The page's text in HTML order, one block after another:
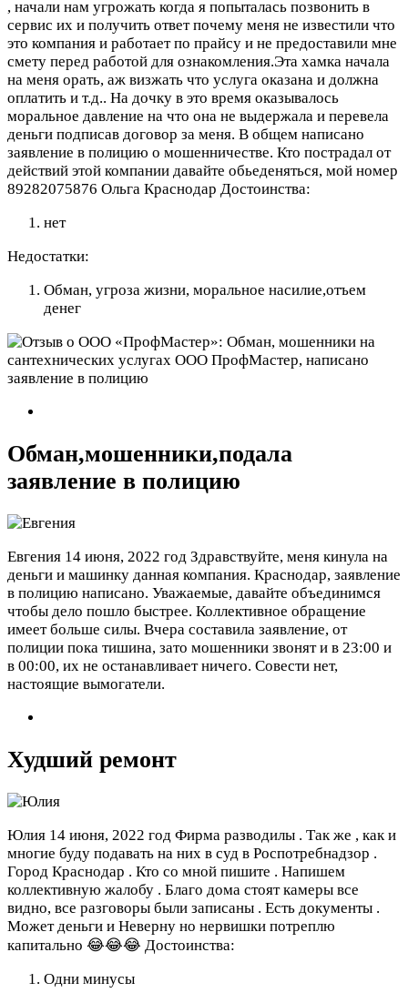
, начали нам угрожать когда я попыталась позвонить в
сервис их и получить ответ почему меня не известили что
это компания и работает по прайсу и не предоставили мне
смету перед работой для ознакомления.Эта хамка начала
на меня орать, аж визжать что услуга оказана и должна
оплатить и т.д.. На дочку в это время оказывалось
моральное давление на что она не выдержала и перевела
деньги подписав договор за меня. В общем написано
заявление в полицию о мошенничестве. Кто пострадал от
действий этой компании давайте обьеденяться, мой номер
89282075876 Ольга Краснодар Достоинства:
нет
Недостатки:
Обман, угроза жизни, моральное насилие,отъем
денег
Обман,мошенники,подала
заявление в полицию
Евгения 14 июня, 2022 год Здравствуйте, меня кинула на
деньги и машинку данная компания. Краснодар, заявление
в полицию написано. Уважаемые, давайте объединимся
чтобы дело пошло быстрее. Коллективное обращение
имеет больше силы. Вчера составила заявление, от
полиции пока тишина, зато мошенники звонят и в 23:00 и
в 00:00, их не останавливает ничего. Совести нет,
настоящие вымогатели.
Худший ремонт
Юлия 14 июня, 2022 год Фирма разводилы . Так же , как и
многие буду подавать на них в суд в Роспотребнадзор .
Город Краснодар . Кто со мной пишите . Напишем
коллективную жалобу . Благо дома стоят камеры все
видно, все разговоры были записаны . Есть документы .
Может деньги и Неверну но нервишки потреплю
капитально 😂😂😂 Достоинства:
Одни минусы